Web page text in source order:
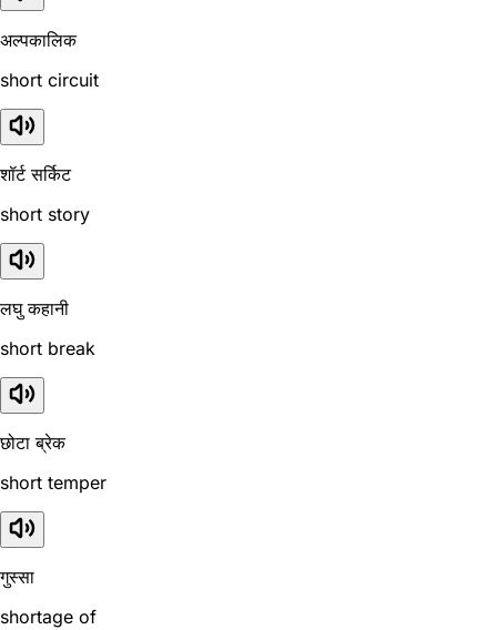
अल्पकालिक
short circuit
शॉर्ट सर्किट
short story
लघु कहानी
short break
छोटा ब्रेक
short temper
गुस्सा
shortage of